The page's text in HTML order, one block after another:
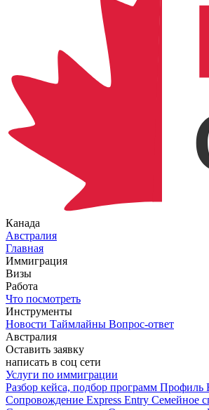
Канада
Австралия
Главная
Иммиграция
Визы
Работа
Что посмотреть
Инструменты
Новости Таймлайны Вопрос-ответ
Австралия
Оставить заявку
написать в соц сети
Услуги по иммиграции
Разбор кейса, подбор программ Профиль
Сопровождение Express Entry Семейное